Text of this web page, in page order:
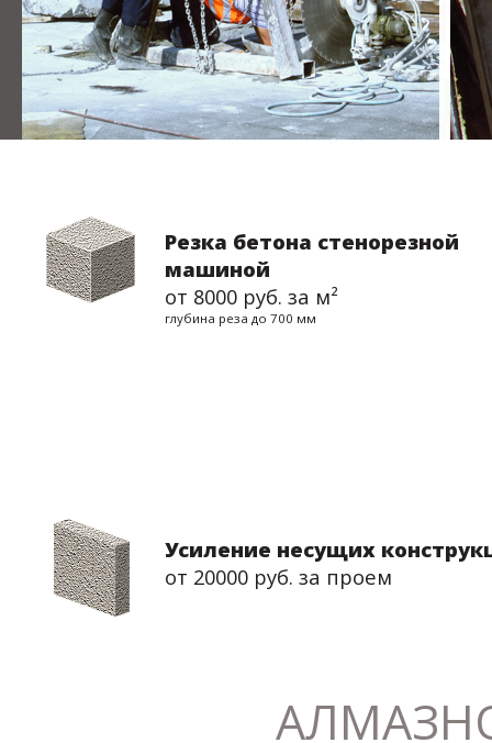
Резка бетона стенорезной
машиной
от 8000 руб. за м²
глубина реза до 700 мм
Усиление несущих
от 20000 руб. за проем